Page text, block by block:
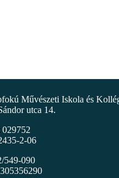
Művészeti Iskola és
utca 14.
2-06
549-090